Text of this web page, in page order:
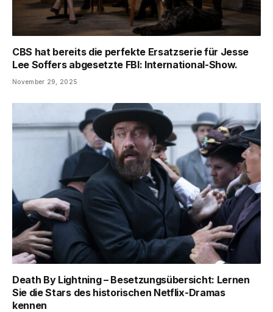
CBS hat bereits die perfekte Ersatzserie für Jesse
Lee Soffers abgesetzte FBI: International-Show.
November 29, 2025
Death By Lightning – Besetzungsübersicht: Lernen
Sie die Stars des historischen Netflix-Dramas
kennen